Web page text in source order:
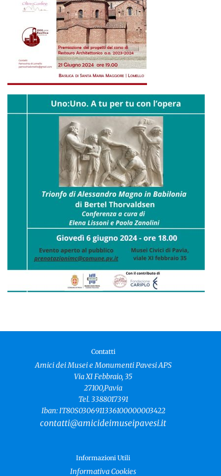
Contatti
Amici dei Musei e Monumenti Pavesi APS
Via XI Febbraio, 35
27100,Pavia
Tel. 3388017391
Iban: IT80S0306911336100000003422
contatti@amicideimuseipavesi.it
Informazioni Utili
Informativa Cookies